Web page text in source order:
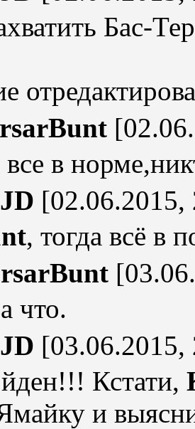
Бас-
в
[02.06.2015,
, тогда всё в
что.
[03.06.2015,
Кстати,
и